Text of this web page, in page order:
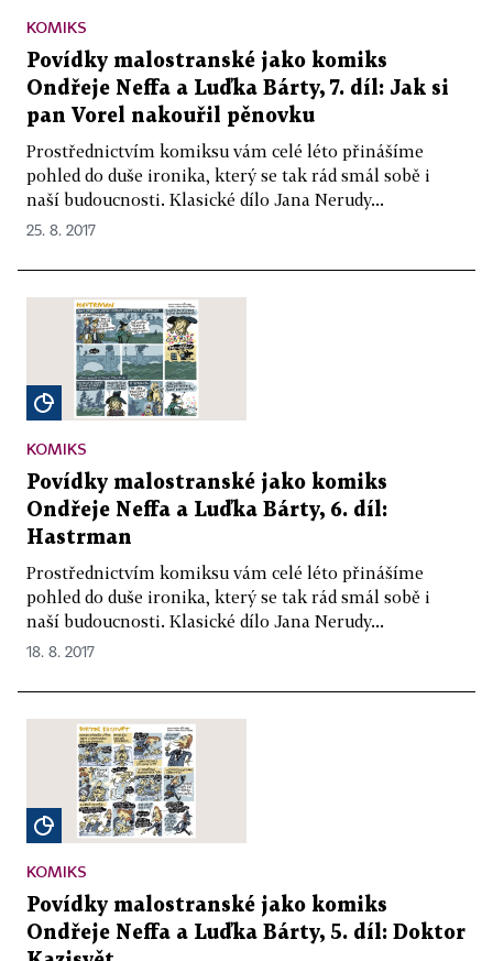
KOMIKS
Povídky malostranské jako komiks
Ondřeje Neffa a Luďka Bárty, 7. díl: Jak si
pan Vorel nakouřil pěnovku
Prostřednictvím komiksu vám celé léto přinášíme
pohled do duše ironika, který se tak rád smál sobě i
naší budoucnosti. Klasické dílo Jana Nerudy...
25. 8. 2017
KOMIKS
Povídky malostranské jako komiks
Ondřeje Neffa a Luďka Bárty, 6. díl:
Hastrman
Prostřednictvím komiksu vám celé léto přinášíme
pohled do duše ironika, který se tak rád smál sobě i
naší budoucnosti. Klasické dílo Jana Nerudy...
18. 8. 2017
KOMIKS
Povídky malostranské jako komiks
Ondřeje Neffa a Luďka Bárty, 5. díl: Doktor